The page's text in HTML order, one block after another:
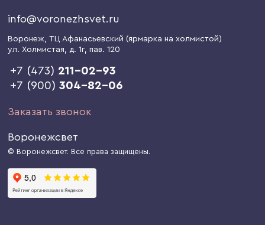
info@voronezhsvet.ru
Воронеж, ТЦ Афанасьевский (ярмарка на холмистой)
ул. Холмистая, д. 1г, пав. 120
+7 (473) 211-02-93
+7 (900)304-82-06
Заказать звонок
Воронежсвет
© Воронежсвет. Все права защищены.